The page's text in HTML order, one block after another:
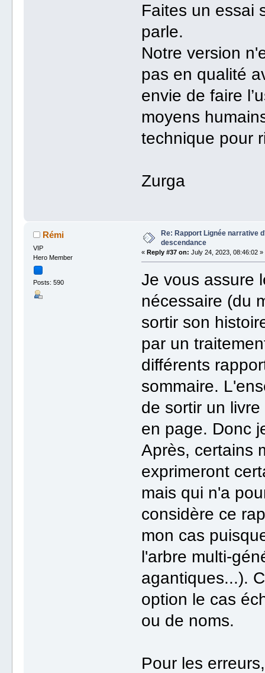
Faites un essai
parle.
Notre version
pas en qualité
envie de faire
moyens
technique pour
Zurga
Rémi
VIP
Hero Member
Posts: 590
Re: Rapport Lignée narrative
descendance
«Reply #37 on: July 24, 2023, 08:46:02 »
Je vous assure
nécessaire (du
sortir son
par un
différents
sommaire.
de sortir un
en page. Donc
Après, certains
exprimeront
mais qui n'a
considère ce
mon cas
l'arbre multi-
agantiques...).
option le cas
ou de noms.
Pour les